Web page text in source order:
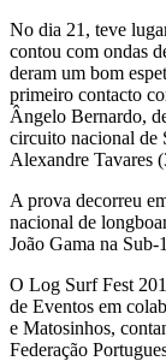
No dia 21, teve
contou com ondas
deram um bom
primeiro contacto
Ângelo Bernardo,
circuito nacional de
Alexandre Tavares
A prova decorreu
nacional de
João Gama na Sub-
O Log Surf Fest
de Eventos em
e Matosinhos,
Federação